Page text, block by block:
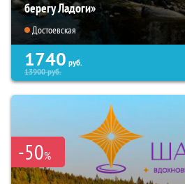
берегу Ладоги»
Достоевская
1740 руб.
13900руб.
-50%